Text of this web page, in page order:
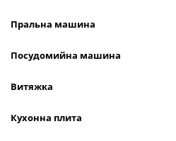
Пральна машина
Посудомийна машина
Витяжка
Кухонна плита